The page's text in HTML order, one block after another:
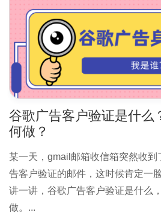
谷歌广告客户验证是什么
何做？
某一天，gmail邮箱收信箱突然收
告客户验证的邮件，这时候肯定一
讲一讲，谷歌广告客户验证是什么
做。...